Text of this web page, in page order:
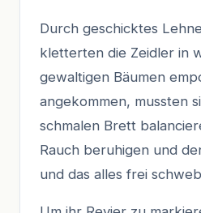
Durch geschicktes
kletterten die Zeidler in
gewaltigen Bäumen
angekommen, mussten
schmalen Brett
Rauch beruhigen und
und das alles frei